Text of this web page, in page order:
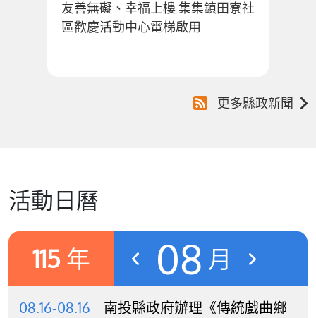
友善無礙、幸福上樓 集集鎮田寮社
區歡慶活動中心電梯啟用
更多縣政新聞
活動日曆
115 年 08 月
08.16-08.16
南投縣政府辦理《傳統戲曲鄉